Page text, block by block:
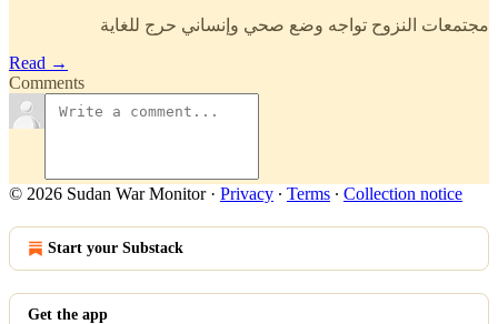
مجتمعات النزوح تواجه وضع صحي وإنساني حرج للغاية
Read →
Comments
© 2026 Sudan War Monitor· Privacy ∙ Terms ∙ Collection notice
Start your Substack
Get the app